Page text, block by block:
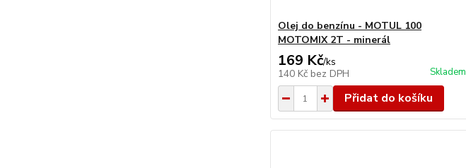
Olej do benzínu - MOTUL 100
MOTOMIX 2T - minerál
169 Kč/ks
140 Kč bez DPH Skladem
Přidat do košíku